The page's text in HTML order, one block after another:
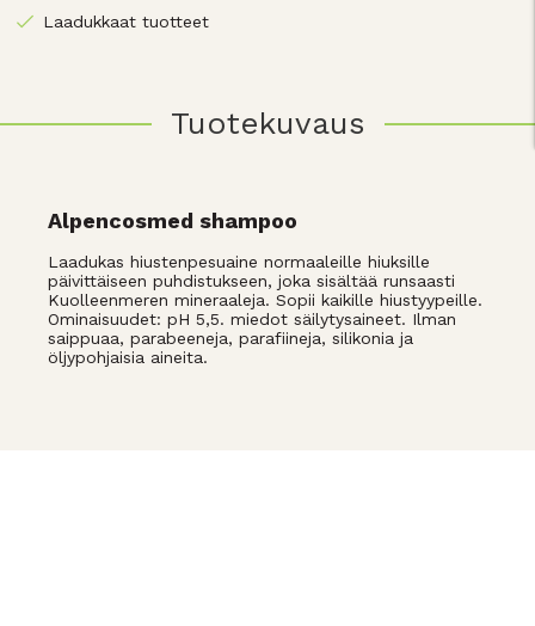
Laadukkaat tuotteet
Tuotekuvaus
Alpencosmed shampoo
Laadukas hiustenpesuaine normaaleille hiuksille
päivittäiseen puhdistukseen, joka sisältää runsaasti
Kuolleenmeren mineraaleja. Sopii kaikille hiustyypeille.
Ominaisuudet: pH 5,5. miedot säilytysaineet. Ilman
saippuaa, parabeeneja, parafiineja, silikonia ja
öljypohjaisia aineita.